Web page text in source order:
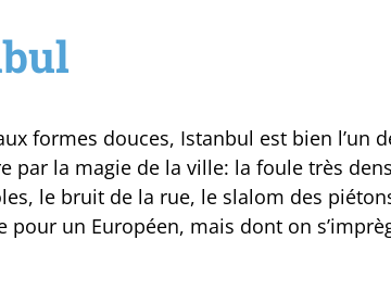
formes douces, Istanbul est bien l’un
par la magie de la ville: la foule très
le bruit de la rue, le slalom des
un Européen, mais dont on